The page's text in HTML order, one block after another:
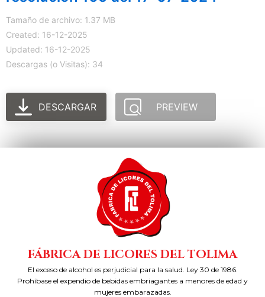
Tamaño de archivo: 1.37 MB
Created: 16-12-2025
Updated: 16-12-2025
Descargas (o Visitas): 34
DESCARGAR PREVIEW
FÁBRICA DE LICORES DEL TOLIMA
El exceso de alcohol es perjudicial para la salud. Ley 30 de 1986.
Prohíbase el expendio de bebidas embriagantes a menores de edad y
mujeres embarazadas.